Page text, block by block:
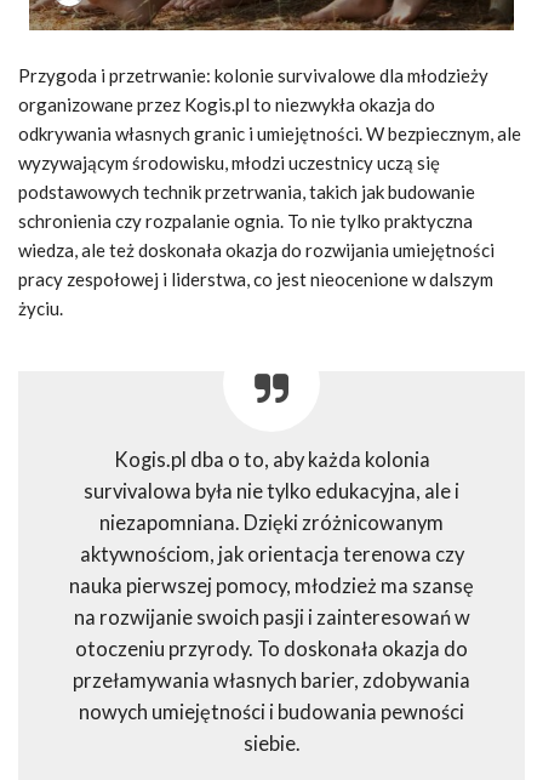
Przygoda i przetrwanie: kolonie survivalowe dla młodzieży
organizowane przez Kogis.pl to niezwykła okazja do
odkrywania własnych granic i umiejętności. W bezpiecznym, ale
wyzywającym środowisku, młodzi uczestnicy uczą się
podstawowych technik przetrwania, takich jak budowanie
schronienia czy rozpalanie ognia. To nie tylko praktyczna
wiedza, ale też doskonała okazja do rozwijania umiejętności
pracy zespołowej i liderstwa, co jest nieocenione w dalszym
życiu.
Kogis.pl dba o to, aby każda kolonia
survivalowa była nie tylko edukacyjna, ale i
niezapomniana. Dzięki zróżnicowanym
aktywnościom, jak orientacja terenowa czy
nauka pierwszej pomocy, młodzież ma szansę
na rozwijanie swoich pasji i zainteresowań w
otoczeniu przyrody. To doskonała okazja do
przełamywania własnych barier, zdobywania
nowych umiejętności i budowania pewności
siebie.